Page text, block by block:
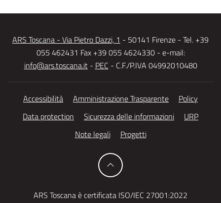
ARS Toscana - Via Pietro Dazzi, 1 - 50141 Firenze - Tel. +39
055 462431 Fax +39 055 4624330 - e-mail:
info@ars.toscana.it- PEC - C.F./P.IVA 04992010480
Accessibilità Amministrazione Trasparente
Policy
Data protection
Sicurezza delle informazioni
URP
Note legali
Progetti
ARS Toscana è certificata ISO/IEC 27001:2022